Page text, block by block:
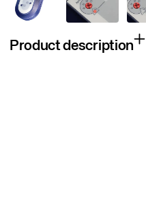
Product description